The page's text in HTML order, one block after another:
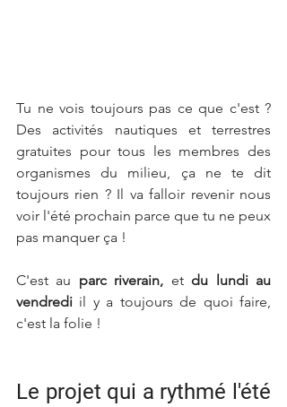
Tu ne vois toujours pas ce que c'est ?
Des activités nautiques et terrestres
gratuites pour tous les membres des
organismes du milieu, ça ne te dit
toujours rien ? Il va falloir revenir nous
voir l'été prochain parce que tu ne peux
pas manquer ça !
C'est au parc riverain, et du lundi au
vendredi il y a toujours de quoi faire,
c'est la folie !
Le projet qui a rythmé l'été